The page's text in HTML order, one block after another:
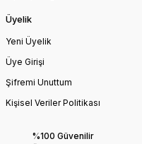
Üyelik
Yeni Üyelik
Üye Girişi
Şifremi Unuttum
Kişisel Veriler Politikası
%100 Güvenilir